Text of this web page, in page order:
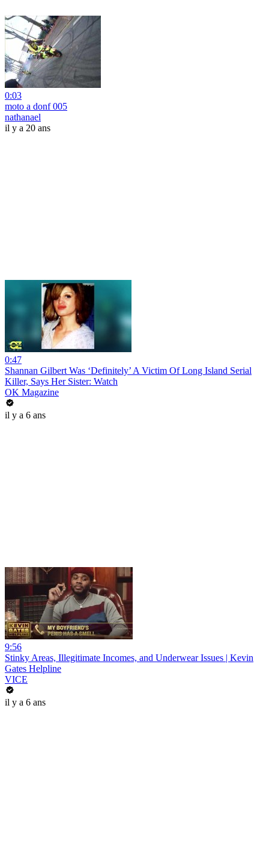
0:03
moto a donf 005
nathanael
il y a 20 ans
0:47
Shannan Gilbert Was ‘Definitely’ A Victim Of Long Island Serial
Killer, Says Her Sister: Watch
OK Magazine
il y a 6 ans
9:56
Stinky Areas, Illegitimate Incomes, and Underwear Issues | Kevin
Gates Helpline
VICE
il y a 6 ans